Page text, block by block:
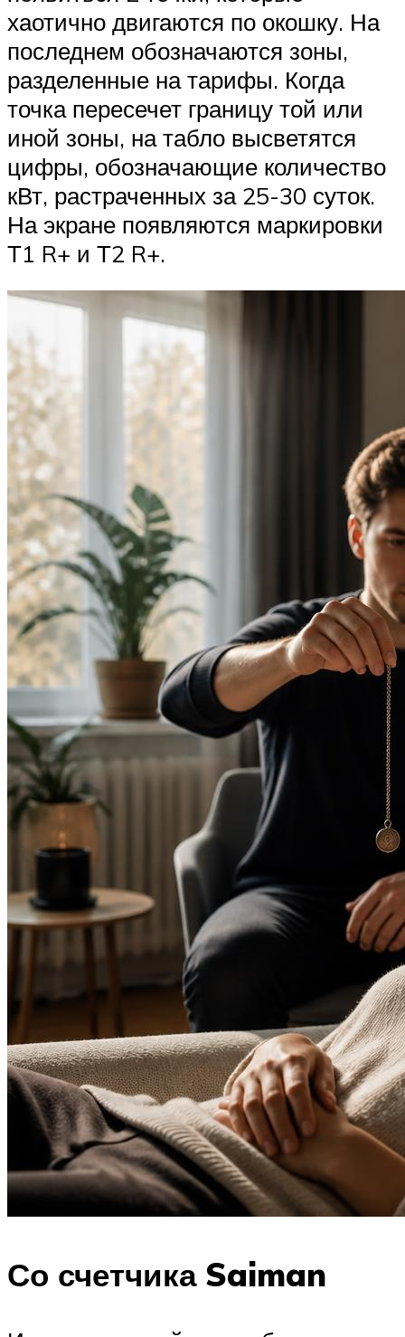
хаотично двигаются по окошку. На
последнем обозначаются зоны,
разделенные на тарифы. Когда
точка пересечет границу той или
иной зоны, на табло высветятся
цифры, обозначающие количество
кВт, растраченных за 25-30 суток.
На экране появляются маркировки
Т1 R+ и Т2 R+.
Со счетчика Saiman